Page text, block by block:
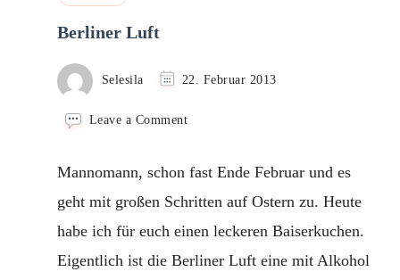
Berliner Luft
Selesila 22. Februar 2013
Leave a Commenton
Mannomann, schon fast Ende Februar und es
geht mit großen Schritten auf Ostern zu. Heute
habe ich für euch einen leckeren Baiserkuchen.
Eigentlich ist die Berliner Luft eine mit Alkohol